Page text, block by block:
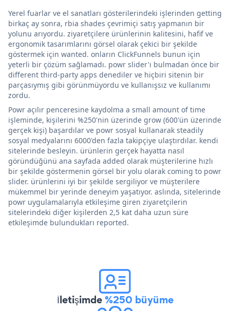
Yerel fuarlar ve el sanatları gösterilerindeki işlerinden getting
birkaç ay sonra, rbia shades çevrimiçi satış yapmanın bir
yolunu arıyordu. ziyaretçilere ürünlerinin kalitesini, hafif ve
ergonomik tasarımlarını görsel olarak çekici bir şekilde
göstermek için wanted. onların ClickFunnels bunun için
yeterli bir çözüm sağlamadı. powr slider'ı bulmadan önce bir
different third-party apps denediler ve hiçbiri sitenin bir
parçasıymış gibi görünmüyordu ve kullanışsız ve kullanımı
zordu.
Powr açılır penceresine kaydolma a small amount of time
işleminde, kişilerini %250'nin üzerinde grow (600'ün üzerinde
gerçek kişi) başardılar ve powr sosyal kullanarak steadily
sosyal medyalarını 6000'den fazla takipçiye ulaştırdılar. kendi
sitelerinde besleyin. ürünlerin gerçek hayatta nasıl
göründüğünü ana sayfada added olarak müşterilerine hızlı
bir şekilde göstermenin görsel bir yolu olarak coming to powr
slider. ürünlerini iyi bir şekilde sergiliyor ve müşterilere
mükemmel bir yerinde deneyim yaşatıyor. aslında, sitelerinde
powr uygulamalarıyla etkileşime giren ziyaretçilerin
sitelerindeki diğer kişilerden 2,5 kat daha uzun süre
etkileşimde bulundukları reported.
İletişimde%250 büyüme